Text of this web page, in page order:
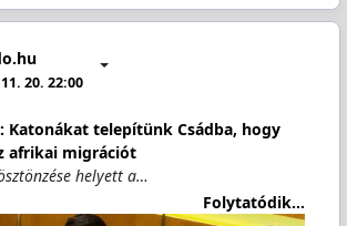
20. 22:00
Katonákat telepítünk Csádba, hogy
afrikai migrációt
helyett a…
Folytatódik...